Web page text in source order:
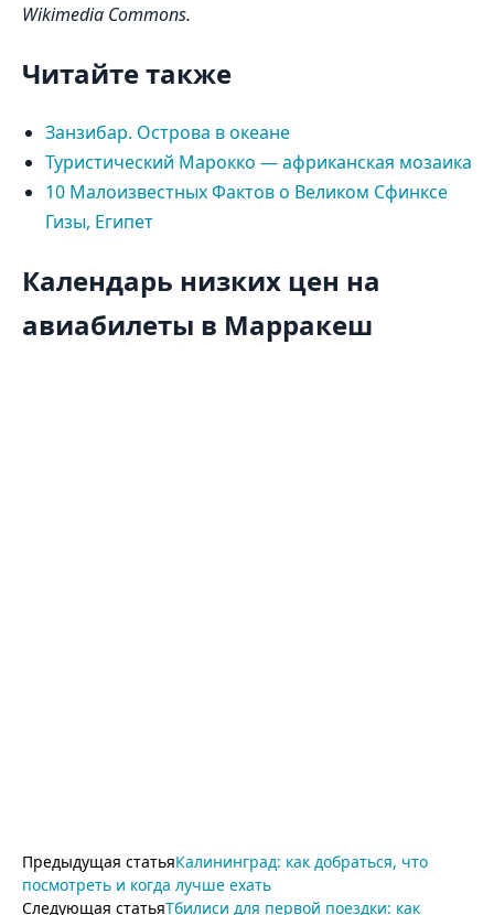
Wikimedia Commons.
Читайте также
Занзибар. Острова в океане
Туристический Марокко — африканская мозаика
10 Малоизвестных Фактов о Великом Сфинксе
Гизы, Египет
Календарь низких цен на
авиабилеты в Марракеш
Предыдущая статьяКалининград: как добраться, что
посмотреть и когда лучше ехать
Следующая статьяТбилиси для первой поездки: как